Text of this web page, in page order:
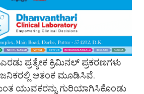
ಪ್ರತ್ಯೇಕ ಕ್ರಿಮಿನಲ್ ಪ್ರಕರಣಗಳು
ಆತಂಕ ಮೂಡಿಸಿವೆ.
ಯುವಕರನ್ನು ಗುರಿಯಾಗಿಸಿಕೊಂಡು